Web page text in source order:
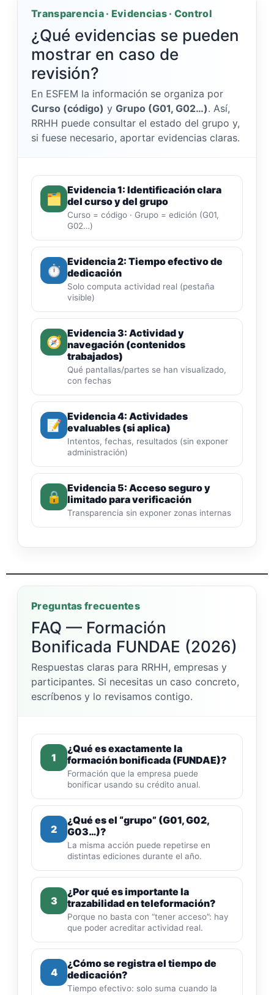
Transparencia · Evidencias · Control
¿Qué evidencias se pueden
mostrar en caso de
revisión?
En ESFEM la información se organiza por
Curso (código) y Grupo (G01, G02…). Así,
RRHH puede consultar el estado del grupo y,
si fuese necesario, aportar evidencias claras.
🗂️
Evidencia 1: Identificación clara
del curso y del grupo
Curso = código · Grupo = edición (G01,
G02…)
⏱️
Evidencia 2: Tiempo efectivo de
dedicación
Solo computa actividad real (pestaña
visible)
🧭
Evidencia 3: Actividad y
navegación (contenidos
trabajados)
Qué pantallas/partes se han visualizado,
con fechas
📝
Evidencia 4: Actividades
evaluables (si aplica)
Intentos, fechas, resultados (sin exponer
administración)
🔒
Evidencia 5: Acceso seguro y
limitado para verificación
Transparencia sin exponer zonas internas
Preguntas frecuentes
FAQ — Formación
Bonificada FUNDAE (2026)
Respuestas claras para RRHH, empresas y
participantes. Si necesitas un caso concreto,
escríbenos y lo revisamos contigo.
1
¿Qué es exactamente la
formación bonificada (FUNDAE)?
Formación que la empresa puede
bonificar usando su crédito anual.
2
¿Qué es el “grupo” (G01, G02,
G03…)?
La misma acción puede repetirse en
distintas ediciones durante el año.
3
¿Por qué es importante la
trazabilidad en teleformación?
Porque no basta con “tener acceso”: hay
que poder acreditar actividad real.
4
¿Cómo se registra el tiempo de
dedicación?
Tiempo efectivo: solo suma cuando la